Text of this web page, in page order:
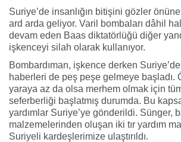
Suriye’de insanlığın bitişini gözler
ard arda geliyor. Varil bombaları dâhil
devam eden Baas diktatörlüğü diğer
işkenceyi silah olarak kullanıyor.
Bombardıman, işkence derken
haberleri de peş peşe gelmeye başladı.
yaraya az da olsa merhem olmak için
seferberliği başlatmış durumda. Bu
yardımlar Suriye’ye gönderildi. Sünger,
malzemelerinden oluşan iki tır yardım
Suriyeli kardeşlerimize ulaştırıldı.